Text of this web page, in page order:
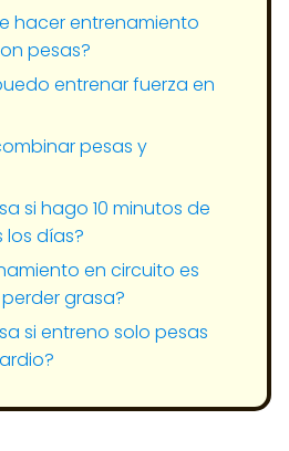
hacer entrenamiento
pesas?
entrenar fuerza en
pesas y
si hago 10 minutos de
días?
en circuito es
grasa?
si entreno solo pesas